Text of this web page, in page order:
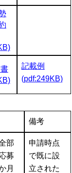
記載例
(pdf:249KB)
備考
部
募
月
申請時点
で既に設
立された